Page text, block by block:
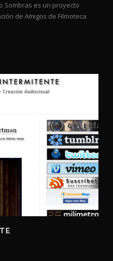
Sombras es un proyecto
de Amigos de Filmoteca